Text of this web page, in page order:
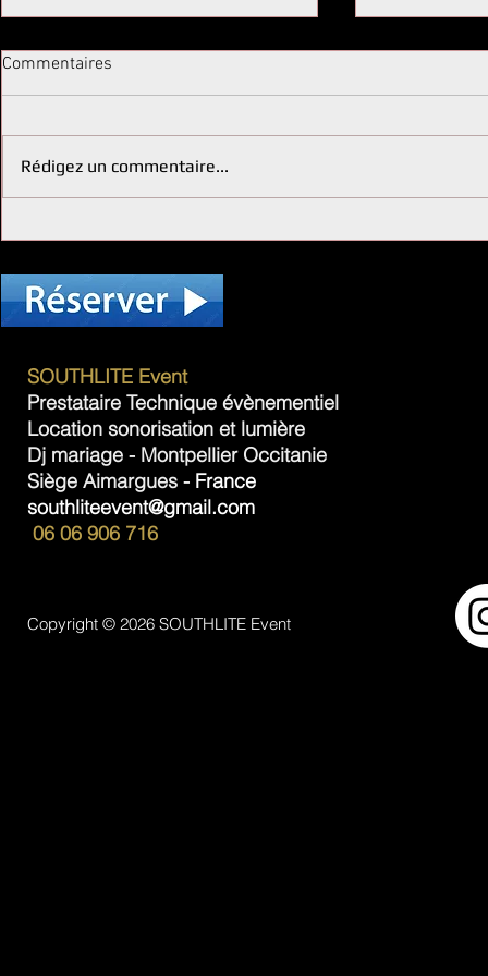
location écran événement
hérault
Commentaires
Rédigez un commentaire...
SOUTHLITE Event
Prestataire Technique évènementiel
Location sonorisation et lumière
Dj mariage - Montpellier Occitanie
Siège Aimargues - France
southliteevent@gmail.com
06 06 906 716
Copyright © 2026 SOUTHLITE Event